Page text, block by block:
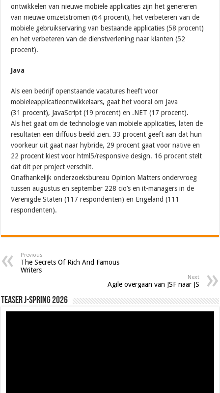
ontwikkelen van nieuwe mobiele applicaties zijn het genereren
van nieuwe omzetstromen (64 procent), het verbeteren van de
mobiele gebruikservaring van bestaande applicaties (58 procent)
en het verbeteren van de dienstverlening naar klanten (52
procent).
Java
Als een bedrijf openstaande vacatures heeft voor
mobieleapplicatieontwikkelaars, gaat het vooral om Java
(31 procent), JavaScript (19 procent) en .NET (17 procent).
Als het gaat om de technologie van mobiele applicaties, laten de
resultaten een diffuus beeld zien. 33 procent geeft aan dat hun
voorkeur uit gaat naar hybride, 29 procent gaat voor native en
22 procent kiest voor html5/responsive design. 16 procent stelt
dat dit per project verschilt.
Onafhankelijk onderzoeksbureau Opinion Matters ondervroeg
tussen augustus en september 228 cio’s en it-managers in de
Verenigde Staten (117 respondenten) en Engeland (111
respondenten).
Previous
The Secrets Of Rich And Famous
Writers
Next
Agile overgaan van JSF naar JS
Teaser J-Spring 2026